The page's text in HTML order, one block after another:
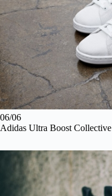
06/06
Adidas Ultra Boost Collective